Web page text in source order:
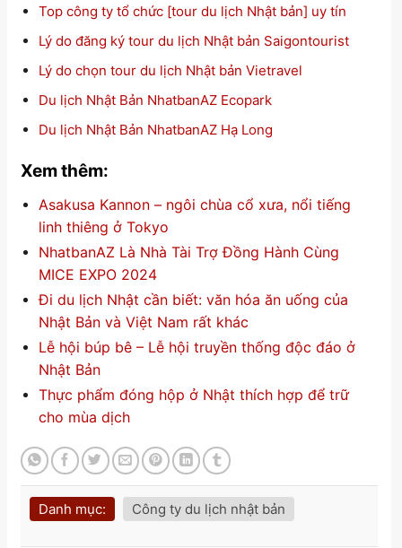
Top công ty tổ chức [tour du lịch Nhật bản] uy tín
Lý do đăng ký tour du lịch Nhật bản Saigontourist
Lý do chọn tour du lịch Nhật bản Vietravel
Du lịch Nhật Bản NhatbanAZ Ecopark
Du lịch Nhật Bản NhatbanAZ Hạ Long
Xem thêm:
Asakusa Kannon – ngôi chùa cổ xưa, nổi tiếng
linh thiêng ở Tokyo
NhatbanAZ Là Nhà Tài Trợ Đồng Hành Cùng
MICE EXPO 2024
Đi du lịch Nhật cần biết: văn hóa ăn uống của
Nhật Bản và Việt Nam rất khác
Lễ hội búp bê – Lễ hội truyền thống độc đáo ở
Nhật Bản
Thực phẩm đóng hộp ở Nhật thích hợp để trữ
cho mùa dịch
Danh mục: Công ty du lịch nhật bản